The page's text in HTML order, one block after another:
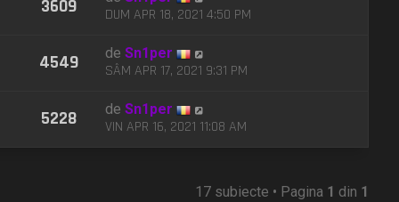
3609 DUM APR 18, 2021 4:50 PM
4549 deSn1per
SÂM APR 17, 2021 9:31 PM
5228 deSn1per
VIN APR 16, 2021 11:08 AM
17 subiecte • Pagina 1 din 1